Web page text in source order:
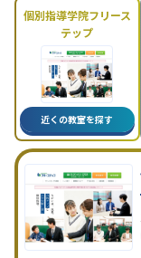
個別指導学院フリース
テップ
近くの教室を探す